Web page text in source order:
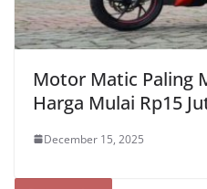
Motor Matic Paling
Harga Mulai Rp15
December 15, 2025